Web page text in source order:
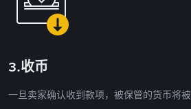
3.收币
一旦卖家确认收到款项，被保管的货币将被